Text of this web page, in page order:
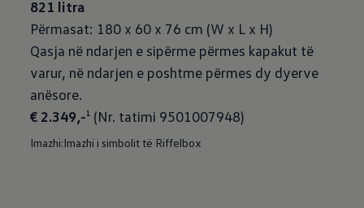
821 litra
Përmasat: 180 x 60 x 76 cm (W x L x H)
Qasja në ndarjen e sipërme përmes kapakut të
varur, në ndarjen e poshtme përmes dy dyerve
€ 2.349,-1 (Nr. tatimi 9501007948)
Imazhi:Imazhi i simbolit të Riffelbox